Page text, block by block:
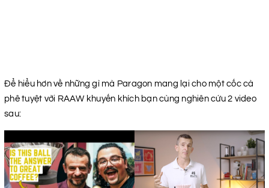
Để hiểu hơn về những gì mà Paragon mang lại cho một cốc cà
phê tuyệt vời RAAW khuyến khích bạn cùng nghiên cứu 2 video
sau: